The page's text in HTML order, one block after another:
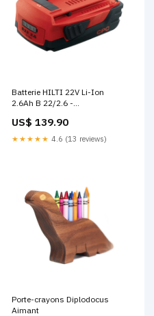
Batterie HILTI 22V Li-Ion
2.6Ah B 22/2.6 -
9
US$ 139.90
★★★★★ 4.6 (13 reviews)
Porte-crayons Diplodocus
Aimant